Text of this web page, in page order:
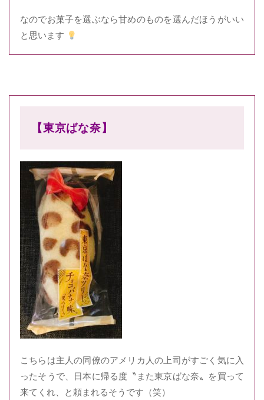
なのでお菓子を選ぶなら甘めのものを選んだほうがいい
と思います
【東京ばな奈】
こちらは主人の同僚のアメリカ人の上司がすごく気に入
ったそうで、日本に帰る度〝また東京ばな奈〟を買って
来てくれ、と頼まれるそうです（笑）